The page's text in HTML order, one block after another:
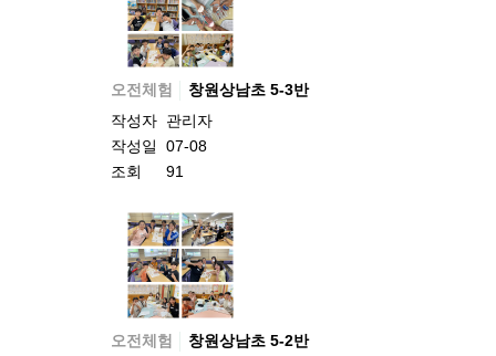
오전체험
창원상남초 5-3반
작성자 관리자
작성일
07-08
조회
91
오전체험 창원상남초 5-2반